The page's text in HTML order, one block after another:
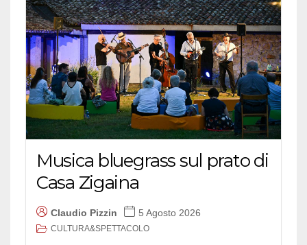
Musica bluegrass sul prato di
Casa Zigaina
Claudio Pizzin 5 Agosto 2026
CULTURA&SPETTACOLO